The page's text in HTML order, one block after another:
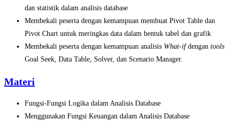
dan statistik dalam analisis database
Membekali peserta dengan kemampuan membuat Pivot Table dan
Pivot Chart untuk meringkas data dalam bentuk tabel dan grafik
Membekali peserta dengan kemampuan analisis What-ifdengan tools
Goal Seek, Data Table, Solver, dan Scenario Manager.
Materi
Fungsi-Fungsi Logika dalam Analisis Database
Menggunakan Fungsi Keuangan dalam Analisis Database